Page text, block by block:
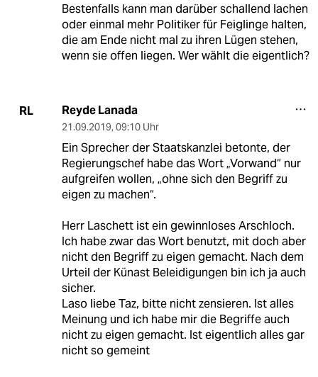
Bestenfalls kann man darüber schallend lachen
oder einmal mehr Politiker für Feiglinge halten,
die am Ende nicht mal zu ihren Lügen stehen,
wenn sie offen liegen. Wer wählt die eigentlich?
RL Reyde Lanada
21.09.2019, 09:10 Uhr
Ein Sprecher der Staatskanzlei betonte, der
Regierungschef habe das Wort „Vorwand“ nur
aufgreifen wollen, „ohne sich den Begriff zu
eigen zu machen“.
Herr Laschett ist ein gewinnloses Arschloch.
Ich habe zwar das Wort benutzt, mit doch aber
nicht den Begriff zu eigen gemacht. Nach dem
Urteil der Künast Beleidigungen bin ich ja auch
sicher.
Laso liebe Taz, bitte nicht zensieren. Ist alles
Meinung und ich habe mir die Begriffe auch
nicht zu eigen gemacht. Ist eigentlich alles gar
nicht so gemeint